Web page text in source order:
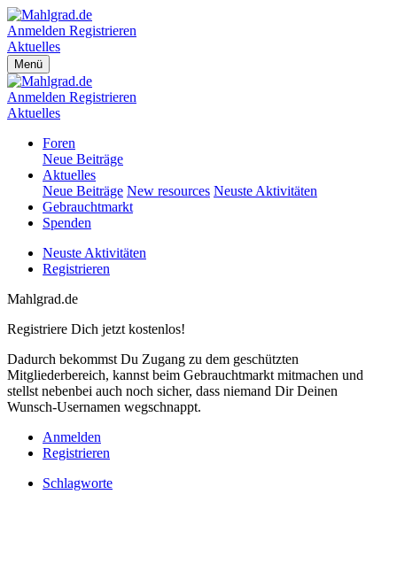
Anmelden Registrieren
Aktuelles
Menü
Anmelden Registrieren
Aktuelles
Foren
Neue Beiträge
Aktuelles
Neue Beiträge New resources Neuste Aktivitäten
Gebrauchtmarkt
Spenden
Neuste Aktivitäten
Registrieren
Mahlgrad.de
Registriere Dich jetzt kostenlos!
Dadurch bekommst Du Zugang zu dem geschützten
Mitgliederbereich, kannst beim Gebrauchtmarkt mitmachen und
stellst nebenbei auch noch sicher, dass niemand Dir Deinen
Wunsch-Usernamen wegschnappt.
Anmelden
Registrieren
Schlagworte